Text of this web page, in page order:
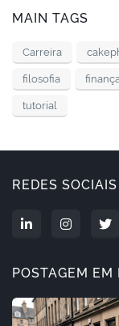
MAIN TAGS
Carreira
filosofia
tutorial
REDES SOCIAIS
POSTAGEM EM